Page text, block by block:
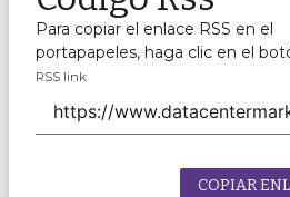
Para copiar el enlace RSS en el
portapapeles, haga clic en el
RSS link
COPIAR